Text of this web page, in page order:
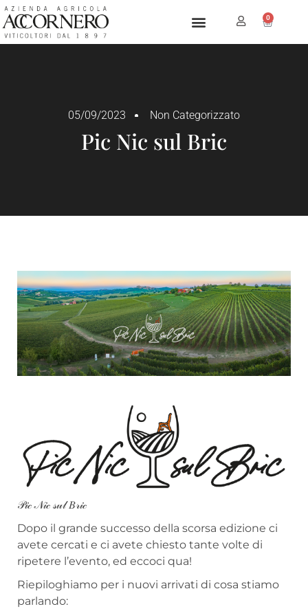
0
05/09/2023 Non Categorizzato
Pic Nic sul Bric
𝒫𝒾𝒸 𝒩𝒾𝒸 𝓈𝓊𝓁 𝐵𝓇𝒾𝒸
Dopo il grande successo della scorsa edizione ci
avete cercati e ci avete chiesto tante volte di
ripetere l’evento, ed eccoci qua!
Riepiloghiamo per i nuovi arrivati di cosa stiamo
parlando: